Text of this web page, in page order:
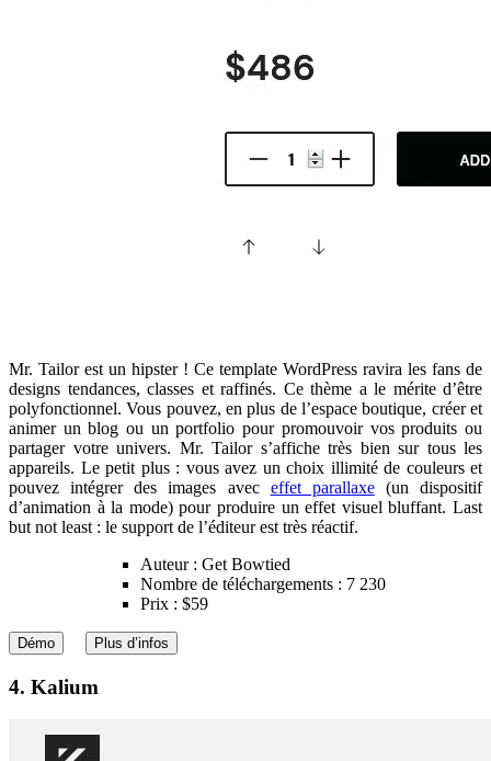
Mr. Tailor est un hipster ! Ce template WordPress ravira les fans de
designs tendances, classes et raffinés. Ce thème a le mérite d’être
polyfonctionnel. Vous pouvez, en plus de l’espace boutique, créer et
animer un blog ou un portfolio pour promouvoir vos produits ou
partager votre univers. Mr. Tailor s’affiche très bien sur tous les
appareils. Le petit plus : vous avez un choix illimité de couleurs et
pouvez intégrer des images avec effet parallaxe(un dispositif
d’animation à la mode) pour produire un effet visuel bluffant. Last
but not least : le support de l’éditeur est très réactif.
Auteur : Get Bowtied
Nombre de téléchargements : 7 230
Prix : $59
Démo Plus d’infos
4. Kalium